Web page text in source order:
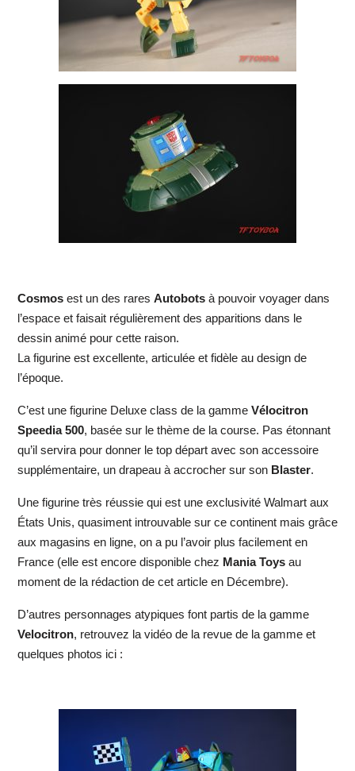
Cosmosest un des rares Autobotsà pouvoir voyager dans
l’espace et faisait régulièrement des apparitions dans le
dessin animé pour cette raison.
La figurine est excellente, articulée et fidèle au design de
l’époque.
C’est une figurine Deluxe class de la gamme Vélocitron
Speedia 500, basée sur le thème de la course. Pas étonnant
qu’il servira pour donner le top départ avec son accessoire
supplémentaire, un drapeau à accrocher sur son Blaster.
Une figurine très réussie qui est une exclusivité Walmart aux
États Unis, quasiment introuvable sur ce continent mais grâce
aux magasins en ligne, on a pu l’avoir plus facilement en
France (elle est encore disponible chez Mania Toysau
moment de la rédaction de cet article en Décembre).
D’autres personnages atypiques font partis de la gamme
Velocitron, retrouvez la vidéo de la revue de la gamme et
quelques photos ici :